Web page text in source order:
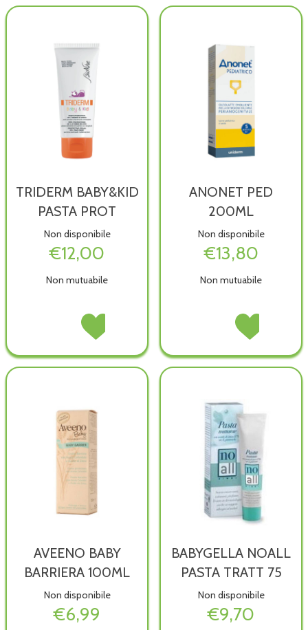
disponibile
disponibile
TRIDERM BABY&KID
PASTA PROT
Non disponibile
€12,00
Non mutuabile
TRIDERM
BABY&KID
PROT non
Acquista TRIDERM
BABY&KID
PROT alla
ANONET PED
200ML
Non disponibile
€13,80
Non mutuabile
ANONET
è
Acquista ANONET
PED
wishlist
AVEENO BABY
BARRIERA 100ML
Non disponibile
€6,99
BABYGELLA NOALL
PASTA TRATT 75
Non disponibile
€9,70